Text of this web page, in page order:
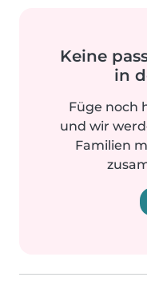
Keine
in
Füge noch
und wir
Familien